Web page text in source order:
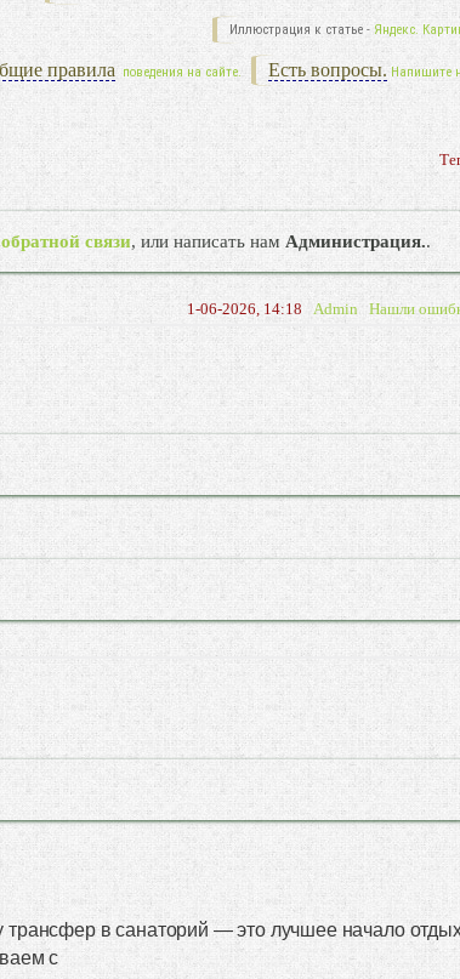
Иллюстрация к статье - Яндекс.
Есть вопросы. Напишите
правила поведения на сайте.
связи, или написать нам Администрация..
1-06-2026, 14:18 Admin Нашли
трансфер в санаторий — это лучшее начало
с